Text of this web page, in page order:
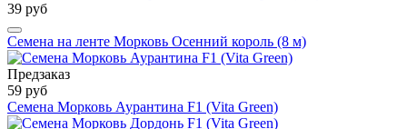
39 руб
Семена на ленте Морковь Осенний король (8 м)
Предзаказ
59 руб
Семена Морковь Аурантина F1 (Vita Green)